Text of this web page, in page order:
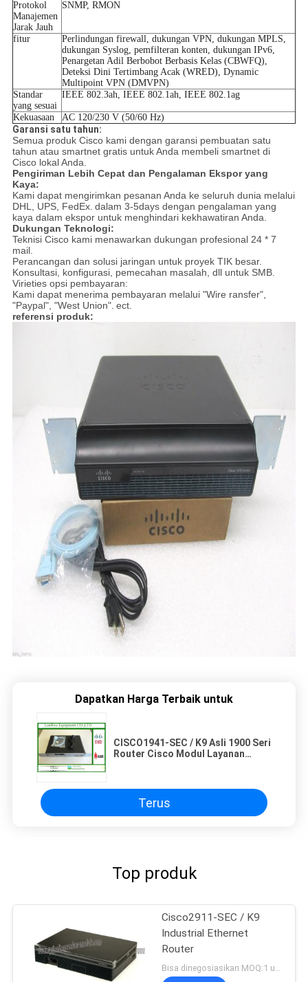
Protokol
Manajemen
Jarak Jauh
SNMP, RMON
fitur
Perlindungan firewall, dukungan VPN, dukungan MPLS,
dukungan Syslog, pemfilteran konten, dukungan IPv6,
Penargetan Adil Berbobot Berbasis Kelas (CBWFQ),
Deteksi Dini Tertimbang Acak (WRED), Dynamic
Multipoint VPN (DMVPN)
Standar
yang sesuai
IEEE 802.3ah, IEEE 802.1ah, IEEE 802.1ag
Kekuasaan AC 120/230 V (50/60 Hz)
Garansi satu tahun:
Semua produk Cisco kami dengan garansi pembuatan satu
tahun atau smartnet gratis untuk Anda membeli smartnet di
Cisco lokal Anda.
Pengiriman Lebih Cepat dan Pengalaman Ekspor yang
Kaya:
Kami dapat mengirimkan pesanan Anda ke seluruh dunia melalui
DHL, UPS, FedEx. dalam 3-5days dengan pengalaman yang
kaya dalam ekspor untuk menghindari kekhawatiran Anda.
Dukungan Teknologi:
Teknisi Cisco kami menawarkan dukungan profesional 24 * 7
mail.
Perancangan dan solusi jaringan untuk proyek TIK besar.
Konsultasi, konfigurasi, pemecahan masalah, dll untuk SMB.
Virieties opsi pembayaran:
Kami dapat menerima pembayaran melalui "Wire ransfer",
"Paypal", "West Union". ect.
referensi produk:
Dapatkan Harga Terbaik untuk
CISCO1941-SEC / K9 Asli 1900 Seri
Router Cisco Modul Layanan
Terus
Top produk
Cisco2911-SEC / K9
Industrial Ethernet
Router
Bisa dinegosiasikan MOQ:1 unit